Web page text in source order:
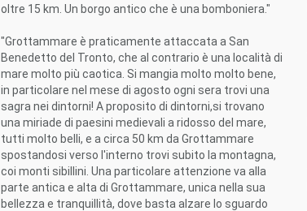
oltre 15 km. Un borgo antico che è una bomboniera."
"Grottammare è praticamente attaccata a San
Benedetto del Tronto, che al contrario è una località di
mare molto più caotica. Si mangia molto molto bene,
in particolare nel mese di agosto ogni sera trovi una
sagra nei dintorni! A proposito di dintorni,si trovano
una miriade di paesini medievali a ridosso del mare,
tutti molto belli, e a circa 50 km da Grottammare
spostandosi verso l'interno trovi subito la montagna,
coi monti sibillini. Una particolare attenzione va alla
parte antica e alta di Grottammare, unica nella sua
bellezza e tranquillità, dove basta alzare lo sguardo